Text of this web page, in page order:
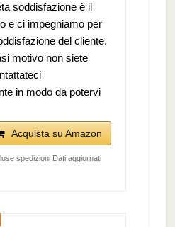
soddisfazione è il
e ci impegniamo per
del cliente.
motivo non siete
in modo da potervi
Acquista su Amazon
spedizioni Dati aggiornati